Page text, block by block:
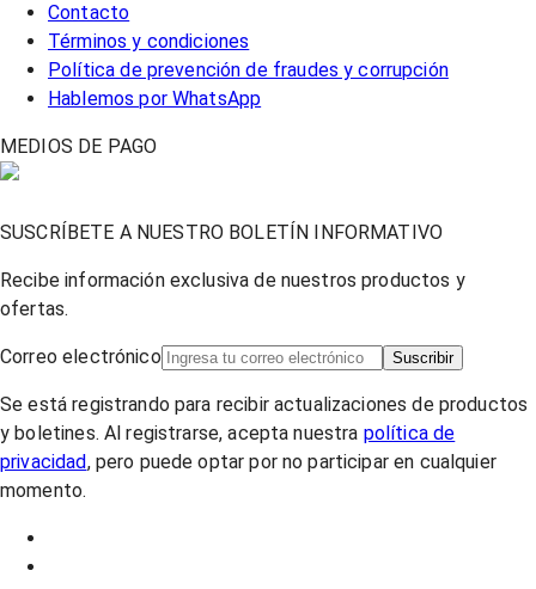
Contacto
Términos y condiciones
Política de prevención de fraudes y corrupción
Hablemos por WhatsApp
MEDIOS DE PAGO
SUSCRÍBETE A NUESTRO BOLETÍN INFORMATIVO
Recibe información exclusiva de nuestros productos y
ofertas.
Correo electrónico Suscribir
Se está registrando para recibir actualizaciones de productos
y boletines. Al registrarse, acepta nuestra política de
privacidad, pero puede optar por no participar en cualquier
momento.